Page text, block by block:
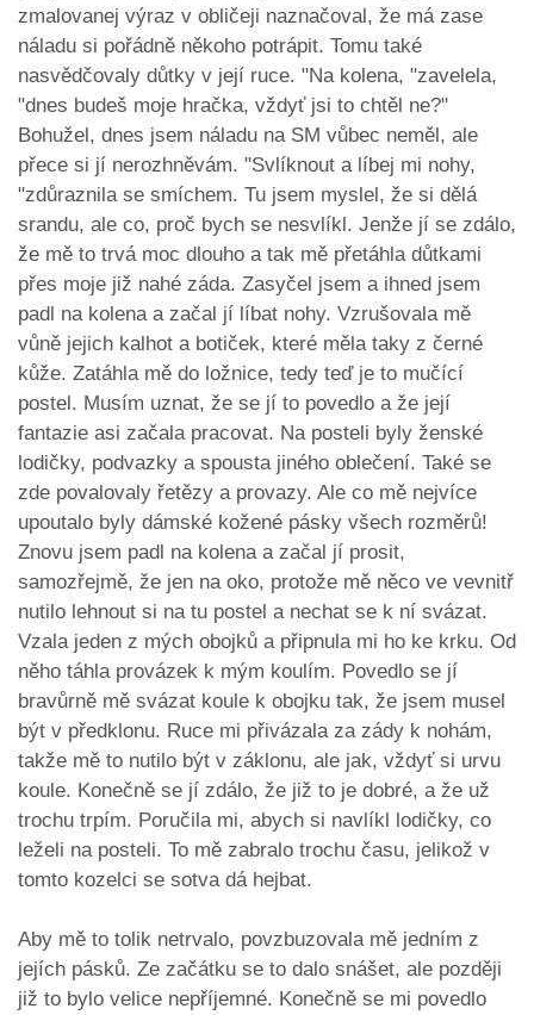
zmalovanej výraz v obličeji naznačoval, že má zase
náladu si pořádně někoho potrápit. Tomu také
nasvědčovaly důtky v její ruce. "Na kolena, "zavelela,
"dnes budeš moje hračka, vždyť jsi to chtěl ne?"
Bohužel, dnes jsem náladu na SM vůbec neměl, ale
přece si jí nerozhněvám. "Svlíknout a líbej mi nohy,
"zdůraznila se smíchem. Tu jsem myslel, že si dělá
srandu, ale co, proč bych se nesvlíkl. Jenže jí se zdálo,
že mě to trvá moc dlouho a tak mě přetáhla důtkami
přes moje již nahé záda. Zasyčel jsem a ihned jsem
padl na kolena a začal jí líbat nohy. Vzrušovala mě
vůně jejich kalhot a botiček, které měla taky z černé
kůže. Zatáhla mě do ložnice, tedy teď je to mučící
postel. Musím uznat, že se jí to povedlo a že její
fantazie asi začala pracovat. Na posteli byly ženské
lodičky, podvazky a spousta jiného oblečení. Také se
zde povalovaly řetězy a provazy. Ale co mě nejvíce
upoutalo byly dámské kožené pásky všech rozměrů!
Znovu jsem padl na kolena a začal jí prosit,
samozřejmě, že jen na oko, protože mě něco ve vevnitř
nutilo lehnout si na tu postel a nechat se k ní svázat.
Vzala jeden z mých obojků a připnula mi ho ke krku. Od
něho táhla provázek k mým koulím. Povedlo se jí
bravůrně mě svázat koule k obojku tak, že jsem musel
být v předklonu. Ruce mi přivázala za zády k nohám,
takže mě to nutilo být v záklonu, ale jak, vždyť si urvu
koule. Konečně se jí zdálo, že již to je dobré, a že už
trochu trpím. Poručila mi, abych si navlíkl lodičky, co
leželi na posteli. To mě zabralo trochu času, jelikož v
tomto kozelci se sotva dá hejbat.
Aby mě to tolik netrvalo, povzbuzovala mě jedním z
jejích pásků. Ze začátku se to dalo snášet, ale později
již to bylo velice nepříjemné. Konečně se mi povedlo